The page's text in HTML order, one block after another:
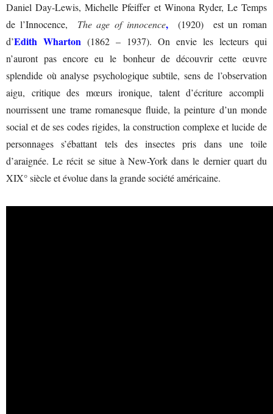
Daniel Day-Lewis, Michelle Pfeiffer et Winona Ryder, Le Temps
de l’Innocence, The age of innocence,(1920) est un roman
d’Edith Wharton (1862 – 1937). On envie les lecteurs qui
n’auront pas encore eu le bonheur de découvrir cette œuvre
splendide où analyse psychologique subtile, sens de l’observation
aigu, critique des mœurs ironique, talent d’écriture accompli
nourrissent une trame romanesque fluide, la peinture d’un monde
social et de ses codes rigides, la construction complexe et lucide de
personnages s’ébattant tels des insectes pris dans une toile
d’araignée. Le récit se situe à New-York dans le dernier quart du
XIX° siècle et évolue dans la grande société américaine.